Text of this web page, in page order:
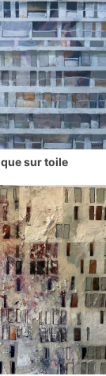
sur toile